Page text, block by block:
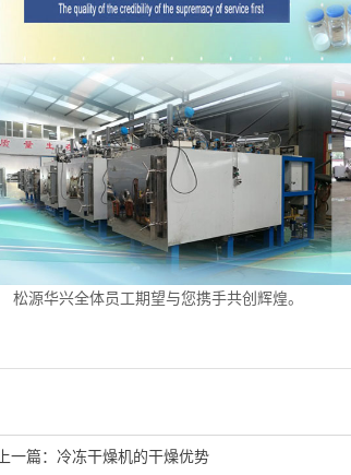
松源华兴全体员工期望与您携手共创辉煌。
上一篇： 冷冻干燥机的干燥优势